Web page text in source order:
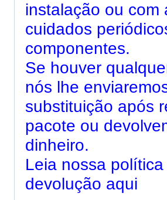
instalação ou com
cuidados
componentes.
Se houver
nós lhe
substituição após
pacote ou
dinheiro.
Leia nossa política
devolução aqui